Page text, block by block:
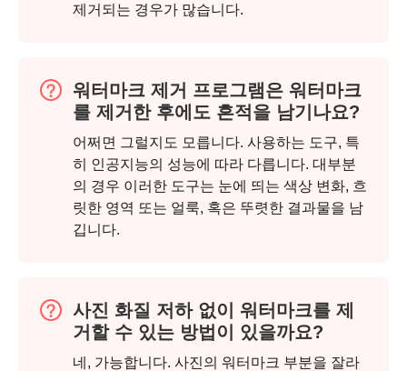
1 단계.
제거되는 경우가 많습니다.
워터마크 제거 프로그램은 워터마크
를 제거한 후에도 흔적을 남기나요?
어쩌면 그럴지도 모릅니다. 사용하는 도구, 특
히 인공지능의 성능에 따라 다릅니다. 대부분
의 경우 이러한 도구는 눈에 띄는 색상 변화, 흐
릿한 영역 또는 얼룩, 혹은 뚜렷한 결과물을 남
깁니다.
사진 화질 저하 없이 워터마크를 제
거할 수 있는 방법이 있을까요?
네, 가능합니다. 사진의 워터마크 부분을 잘라